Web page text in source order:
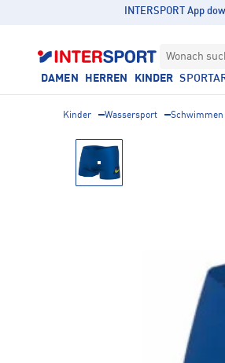
INTERSPORT App
Wonach
DAMEN HERREN KINDER
Kinder Wassersport Schwimmen